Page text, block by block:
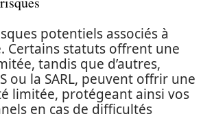
potentiels associés à
Certains statuts offrent une
tandis que d’autres,
ou la SARL, peuvent offrir une
limitée, protégeant ainsi vos
en cas de difficultés